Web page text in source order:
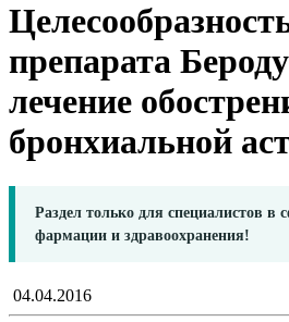
препарата
лечение
бронхиальной
Раздел только для специалистов в
фармации и здравоохранения!
04.04.2016